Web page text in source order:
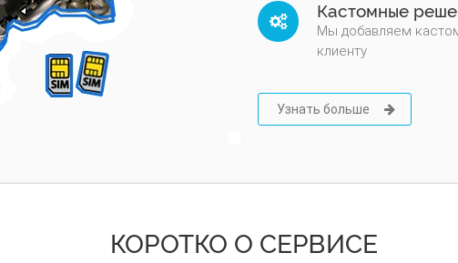
Кастомные
Мы добавляем
клиенту
Узнать больше
КОРОТКО О СЕРВИСЕ